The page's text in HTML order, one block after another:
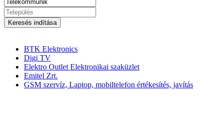
Keresés indítása
BTK Elektronics
Digi TV
Elektro Outlet Elektronikai szaküzlet
Emitel Zrt.
GSM szervíz, Laptop, mobiltelefon értékesítés, javítás